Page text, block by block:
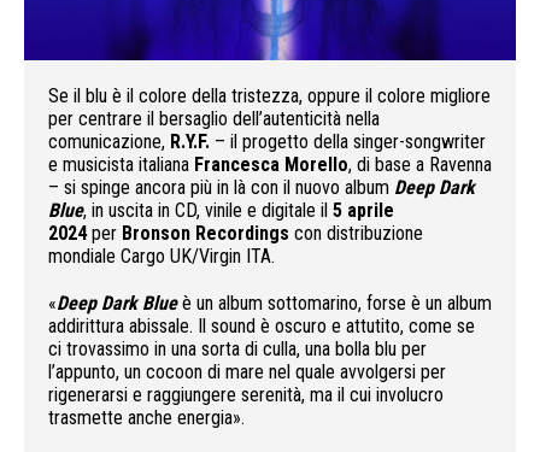
Se il blu è il colore della tristezza, oppure il colore migliore
per centrare il bersaglio dell’autenticità nella
comunicazione, R.Y.F. – il progetto della singer-songwriter
e musicista italiana Francesca Morello, di base a Ravenna
– si spinge ancora più in là con il nuovo album Deep Dark
Blue, in uscita in CD, vinile e digitale il 5 aprile
2024per Bronson Recordings con distribuzione
mondiale Cargo UK/Virgin ITA.
«Deep Dark Blue è un album sottomarino, forse è un album
addirittura abissale. Il sound è oscuro e attutito, come se
ci trovassimo in una sorta di culla, una bolla blu per
l’appunto, un cocoon di mare nel quale avvolgersi per
rigenerarsi e raggiungere serenità, ma il cui involucro
trasmette anche energia».